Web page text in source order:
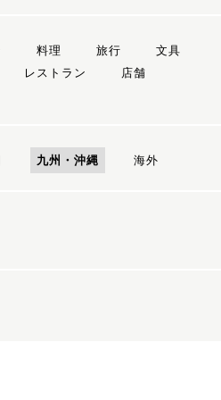
料理 旅行
文具
レストラン
店舗
九州・沖縄 海外